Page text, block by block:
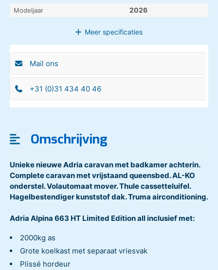
Modeljaar 2026
Meer specificaties
Mail ons
+31 (0)31 434 40 46
Omschrijving
Unieke nieuwe Adria caravan met badkamer achterin.
Complete caravan met vrijstaand queensbed. AL-KO
onderstel. Volautomaat mover. Thule cassetteluifel.
Hagelbestendiger kunststof dak. Truma airconditioning.
Adria Alpina 663 HT Limited Edition all inclusief met:
2000kg as
Grote koelkast met separaat vriesvak
Plissé hordeur